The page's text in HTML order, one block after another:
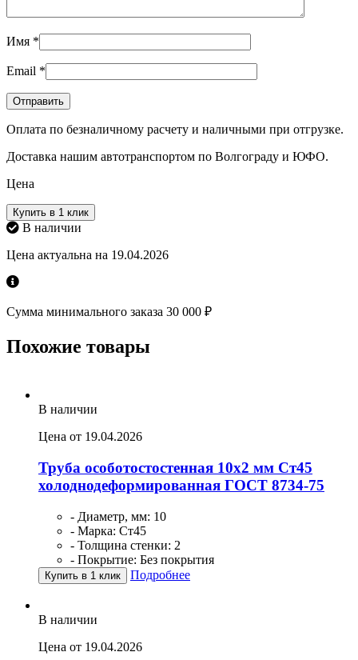
Имя *
Email *
Оплата по безналичному расчету и наличными при отгрузке.
Доставка нашим автотранспортом по Волгограду и ЮФО.
Цена
Купить в 1 клик
В наличии
Цена актуальна на 19.04.2026
Сумма минимального заказа 30 000 ₽
Похожие товары
В наличии
Цена от 19.04.2026
Труба особотостостенная 10х2 мм Ст45
холоднодеформированная ГОСТ 8734-75
- Диаметр, мм: 10
- Марка: Ст45
- Толщина стенки: 2
- Покрытие: Без покрытия
Купить в 1 клик Подробнее
В наличии
Цена от 19.04.2026